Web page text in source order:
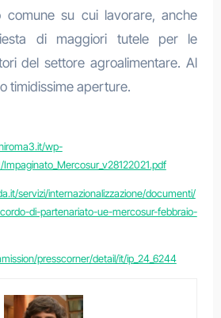
comune su cui lavorare, anche
di maggiori tutele per le
del settore agroalimentare. Al
timidissime aperture.
wp-
servizi/internazionalizzazione/documenti/
di-partenariato-ue-mercosur-febbraio-
presscorner/detail/it/ip_24_6244